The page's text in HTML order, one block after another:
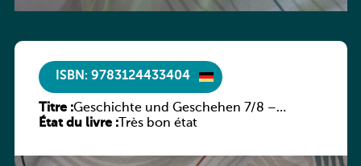
ISBN: 9783124433404
Titre :Geschichte und Geschehen 7/8 –
Rheinland-Pfalz
État du livre :Très bon état